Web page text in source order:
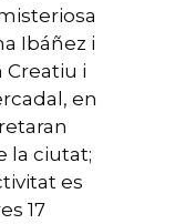
Ibáñez i
i
en
la ciutat;
es
17